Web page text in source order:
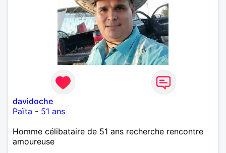
davidoche
Païta - 51 ans
Homme célibataire de 51 ans recherche rencontre
amoureuse